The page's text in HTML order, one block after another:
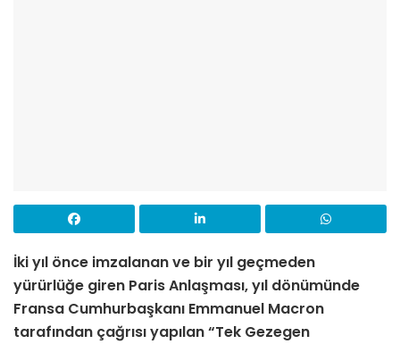
İki yıl önce imzalanan ve bir yıl geçmeden
yürürlüğe giren Paris Anlaşması, yıl dönümünde
Fransa Cumhurbaşkanı Emmanuel Macron
tarafından çağrısı yapılan “Tek Gezegen